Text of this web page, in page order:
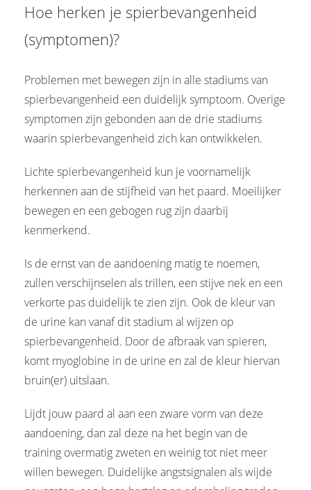
Hoe herken je spierbevangenheid
(symptomen)?
Problemen met bewegen zijn in alle stadiums van
spierbevangenheid een duidelijk symptoom. Overige
symptomen zijn gebonden aan de drie stadiums
waarin spierbevangenheid zich kan ontwikkelen.
Lichte spierbevangenheid kun je voornamelijk
herkennen aan de stijfheid van het paard. Moeilijker
bewegen en een gebogen rug zijn daarbij
kenmerkend.
Is de ernst van de aandoening matig te noemen,
zullen verschijnselen als trillen, een stijve nek en een
verkorte pas duidelijk te zien zijn. Ook de kleur van
de urine kan vanaf dit stadium al wijzen op
spierbevangenheid. Door de afbraak van spieren,
komt myoglobine in de urine en zal de kleur hiervan
bruin(er) uitslaan.
Lijdt jouw paard al aan een zware vorm van deze
aandoening, dan zal deze na het begin van de
training overmatig zweten en weinig tot niet meer
willen bewegen. Duidelijke angstsignalen als wijde